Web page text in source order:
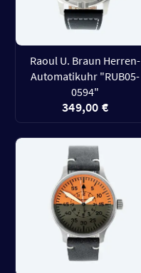
Raoul U. Braun Herren-
Automatikuhr "RUB05-
0594"
349,00 €